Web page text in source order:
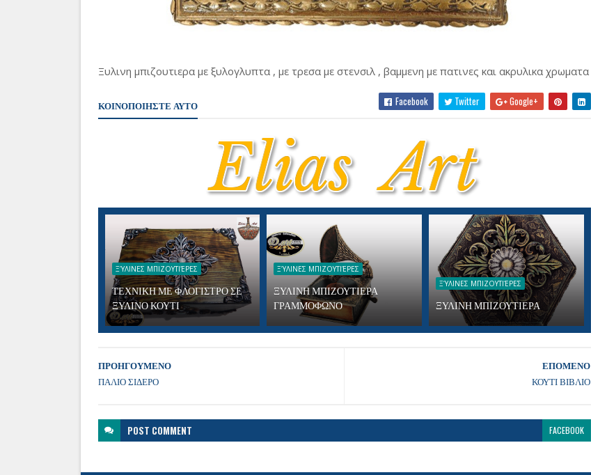
Ξυλινη μπιζουτιερα με ξυλογλυπτα , με τρεσα με στενσιλ , βαμμενη με πατινες και ακρυλικα χρωματα
ΚΟΙΝΟΠΟΙΗΣΤΕ ΑΥΤΟ Facebook Twitter Google+
ΞΎΛΙΝΕΣ ΜΠΙΖΟΥΤΙΈΡΕΣ
ΤΕΧΝΙΚΗ ΜΕ ΦΛΟΓΙΣΤΡΟ ΣΕ
ΞΥΛΙΝΟ ΚΟΥΤΙ
ΞΎΛΙΝΕΣ ΜΠΙΖΟΥΤΙΈΡΕΣ
ΞΥΛΙΝΗ ΜΠΙΖΟΥΤΙΕΡΑ
ΓΡΑΜΜΟΦΩΝΟ
ΞΎΛΙΝΕΣ ΜΠΙΖΟΥΤΙΈΡΕΣ
ΞΥΛΙΝΗ ΜΠΙΖΟΥΤΙΕΡΑ
ΕΠΟΜΕΝΟ
ΚΟΥΤΙ ΒΙΒΛΙΟ
ΠΡΟΗΓΟΥΜΕΝΟ
ΠΑΛΙΟ ΣΙΔΕΡΟ
POST COMMENT FACEBOOK